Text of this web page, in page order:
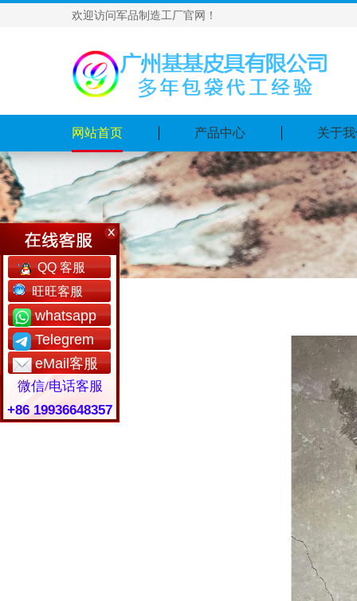
欢迎访问军品制造工厂官网！
网站首页 产品中心 关于
QQ 客服
旺旺客服
whatsapp
Telegrem
eMail客服
微信/电话客服
+86 19936648357